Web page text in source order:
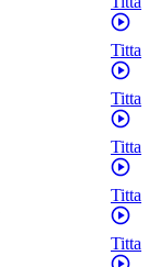
Titta
Titta
Titta
Titta
Titta